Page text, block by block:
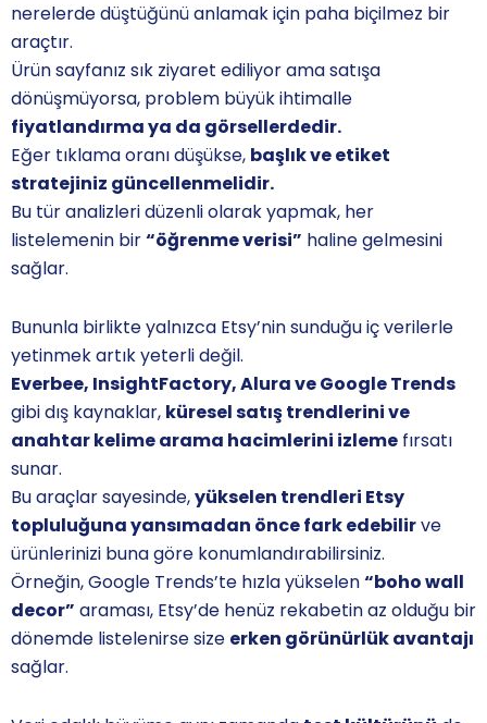
nerelerde düştüğünü anlamak için paha biçilmez bir
araçtır.
Ürün sayfanız sık ziyaret ediliyor ama satışa
dönüşmüyorsa, problem büyük ihtimalle
fiyatlandırma ya da görsellerdedir.
Eğer tıklama oranı düşükse, başlık ve etiket
stratejiniz güncellenmelidir.
Bu tür analizleri düzenli olarak yapmak, her
listelemenin bir“öğrenme verisi” haline gelmesini
sağlar.
Bununla birlikte yalnızca Etsy’nin sunduğu iç verilerle
yetinmek artık yeterli değil.
Everbee, InsightFactory, Alura ve Google Trends
gibi dış kaynaklar, küresel satış trendlerini ve
anahtar kelime arama hacimlerini izleme fırsatı
sunar.
Bu araçlar sayesinde,yükselen trendleri Etsy
topluluğuna yansımadan önce fark edebilirve
ürünlerinizi buna göre konumlandırabilirsiniz.
Örneğin, Google Trends’te hızla yükselen“boho wall
decor” araması, Etsy’de henüz rekabetin az olduğu bir
dönemde listelenirse size erken görünürlük avantajı
sağlar.